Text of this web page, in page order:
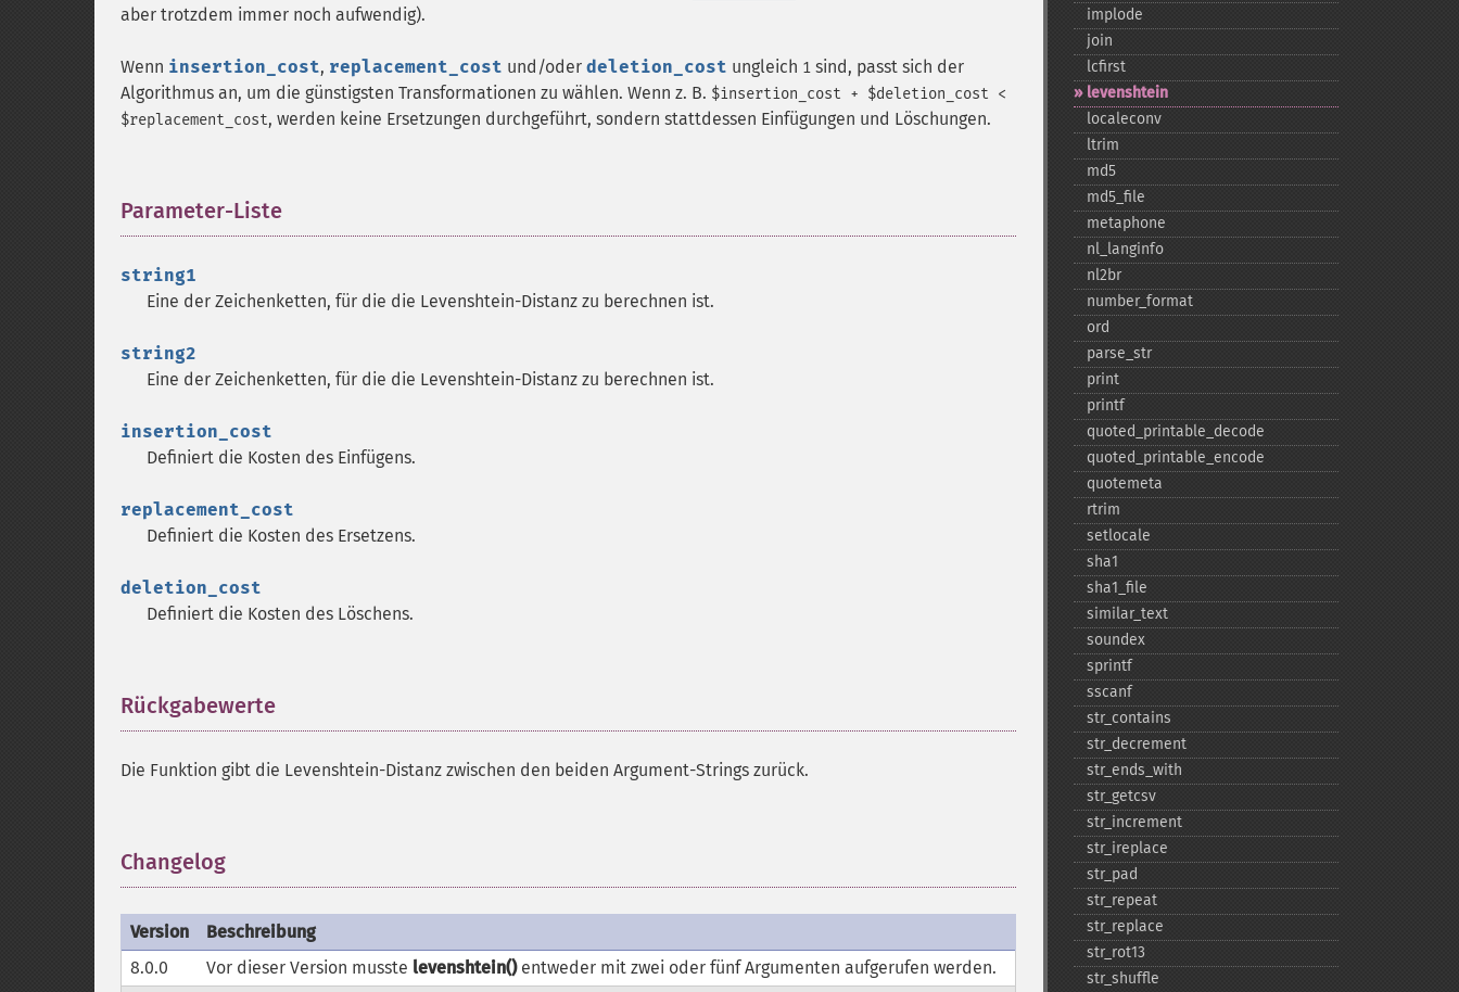
aber trotzdem immer noch aufwendig).
Wenn insertion_cost, replacement_cost und/oder deletion_cost ungleich 1 sind, passt sich der
Algorithmus an, um die günstigsten Transformationen zu wählen. Wenn z. B. $insertion_cost + $deletion_cost <
$replacement_cost, werden keine Ersetzungen durchgeführt, sondern stattdessen Einfügungen und Löschungen.
Parameter-Liste
string1
Eine der Zeichenketten, für die die Levenshtein-Distanz zu berechnen ist.
string2
Eine der Zeichenketten, für die die Levenshtein-Distanz zu berechnen ist.
insertion_cost
Definiert die Kosten des Einfügens.
replacement_cost
Definiert die Kosten des Ersetzens.
deletion_cost
Definiert die Kosten des Löschens.
Rückgabewerte
Die Funktion gibt die Levenshtein-Distanz zwischen den beiden Argument-Strings zurück.
Changelog
Version
Beschreibung
8.0.0
Vor dieser Version musste levenshtein()entweder mit zwei oder fünf Argumenten aufgerufen werden.
implode
join
lcfirst
levenshtein
localeconv
ltrim
md5
md5_​file
metaphone
nl_​langinfo
nl2br
number_​format
ord
parse_​str
print
printf
quoted_​printable_​decode
quoted_​printable_​encode
quotemeta
rtrim
setlocale
sha1
sha1_​file
similar_​text
soundex
sprintf
sscanf
str_​contains
str_​decrement
str_​ends_​with
str_​getcsv
str_​increment
str_​ireplace
str_​pad
str_​repeat
str_​replace
str_​rot13
str_​shuffle